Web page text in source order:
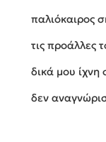
τις προάλλες
δικά μου ίχνη
δεν